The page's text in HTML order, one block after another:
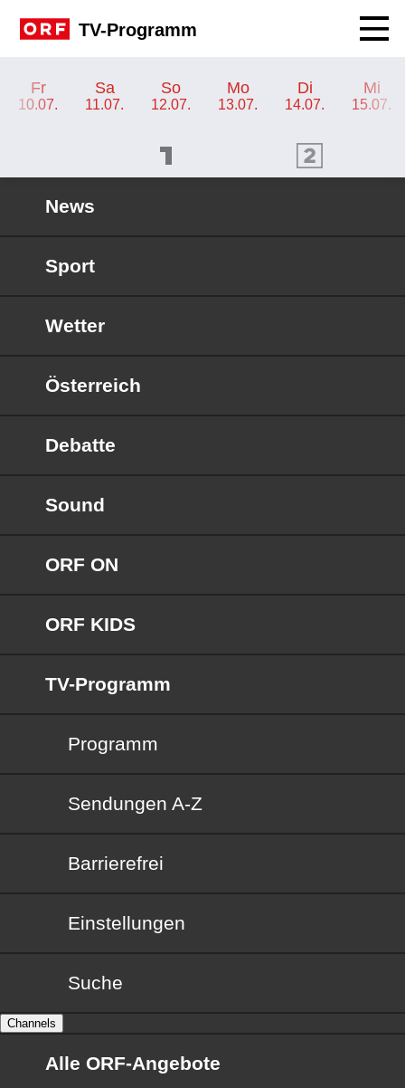
TV-Programm
Fr
10.07.
Sa
11.07.
So
12.07.
Mo
13.07.
Di
14.07.
Mi
15.07.
ORF 2 Programm
News
Sport
Wetter
Österreich
Debatte
Sound
ORF ON
ORF KIDS
TV-Programm
Programm
Sendungen von A bis Z
Sendungen A-Z
Barrierefrei
Barrierefrei
Einstellungen
Suche
Channels
Alle ORF-Angebote